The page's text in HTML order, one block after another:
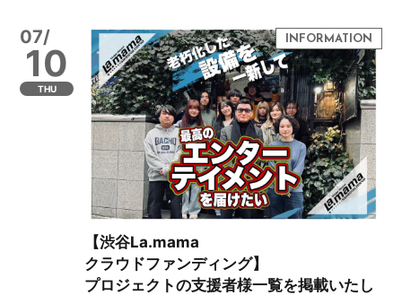
07/
10
THU
【渋谷La.mama
クラウドファンディング】
プロジェクトの支援者様一覧を掲載いたし